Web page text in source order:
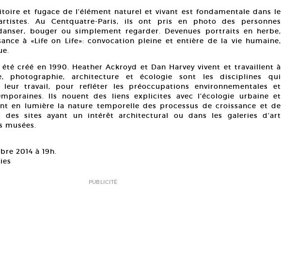
et fugace de l’élément naturel et vivant est fondamentale dans le
Au Centquatre-Paris, ils ont pris en photo des personnes
bouger ou simplement regarder. Devenues portraits en herbe,
à «Life on Life»: convocation pleine et entière de la vie humaine,
été créé en 1990. Heather Ackroyd et Dan Harvey vivent et travaillent à
photographie, architecture et écologie sont les disciplines qui
leur travail, pour refléter les préoccupations environnementales et
Ils nouent des liens explicites avec l’écologie urbaine et
en lumière la nature temporelle des processus de croissance et de
des sites ayant un intérêt architectural ou dans les galeries d’art
2014 à 19h.
PUBLICITÉ